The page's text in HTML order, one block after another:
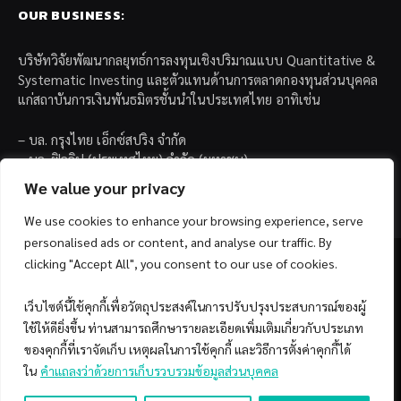
We value your privacy
We use cookies to enhance your browsing experience, serve
personalised ads or content, and analyse our traffic. By
clicking "Accept All", you consent to our use of cookies.
เว็บไซต์นี้ใช้คุกกี้เพื่อวัตถุประสงค์ในการปรับปรุงประสบการณ์ของผู้
ใช้ให้ดียิ่งขึ้น ท่านสามารถศึกษารายละเอียดเพิ่มเติมเกี่ยวกับประเภท
ของคุกกี้ที่เราจัดเก็บ เหตุผลในการใช้คุกกี้ และวิธีการตั้งค่าคุกกี้ได้
ใน คำแถลงว่าด้วยการเก็บรวบรวมข้อมูลส่วนบุคคล
OUR BUSINESS:
บริษัทวิจัยพัฒนากลยุทธ์การลงทุนเชิงปริมาณแบบ Quantitative &
Systematic Investing และตัวแทนด้านการตลาดกองทุนส่วนบุคคล
แก่สถาบันการเงินพันธมิตรชั้นนำในประเทศไทย อาทิเช่น
– บล. กรุงไทย เอ็กซ์สปริง จำกัด
– บล. ฟิลลิป (ประเทศไทย) จำกัด (มหาชน)
FacebookYouTube
© 2026 Copyright by SiamQuant.